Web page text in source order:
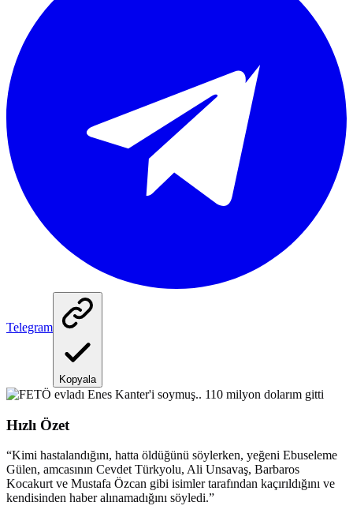
Telegram
Kopyala
Hızlı Özet
“Kimi hastalandığını, hatta öldüğünü söylerken, yeğeni Ebuseleme
Gülen, amcasının Cevdet Türkyolu, Ali Unsavaş, Barbaros
Kocakurt ve Mustafa Özcan gibi isimler tarafından kaçırıldığını ve
kendisinden haber alınamadığını söyledi.”